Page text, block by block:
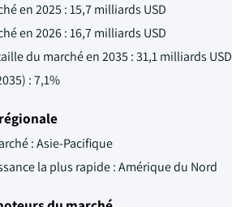
en 2025 : 15,7 milliards USD
en 2026 : 16,7 milliards USD
du marché en 2035 : 31,1 milliards USD
: 7,1%
: Asie-Pacifique
la plus rapide : Amérique du Nord